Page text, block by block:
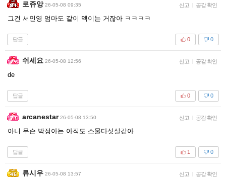
로쥬앙 26-05-08 09:35 신고 | 공감 확인
그건 서인영 엄마도 같이 멕이는 거잖아 ㅋㅋㅋㅋ
답글 0
0
쉬세요 26-05-08 12:56 신고 | 공감 확인
de
답글 0
0
arcanestar 26-05-08 13:50 신고 | 공감 확인
아니 무슨 박정아는 아직도 스물다섯살같아
답글 0
1
류시우 26-05-08 13:57 신고 | 공감 확인